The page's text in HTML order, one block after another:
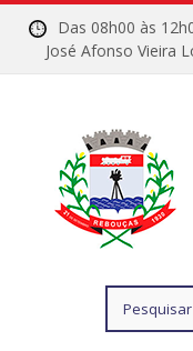
Das 08h00 às
José Afonso
por: